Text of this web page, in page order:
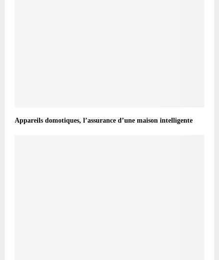
Appareils domotiques, l’assurance d’une maison intelligente